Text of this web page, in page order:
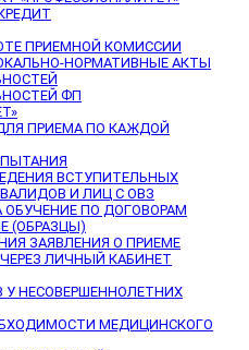
ПРИЕМНОЙ КОМИССИИ
НОРМАТИВНЫЕ АКТЫ
ФП
ПРИЕМА ПО КАЖДОЙ
ВСТУПИТЕЛЬНЫХ
И ЛИЦ С ОВЗ
ОБУЧЕНИЕ ПО ДОГОВОРАМ
(ОБРАЗЦЫ)
ЗАЯВЛЕНИЯ О ПРИЕМЕ
ЛИЧНЫЙ КАБИНЕТ
НЕСОВЕРШЕННОЛЕТНИХ
МЕДИЦИНСКОГО